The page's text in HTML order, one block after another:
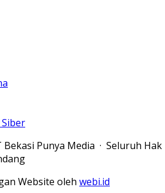
Punya Media · Seluruh Hak
Website oleh webi.id